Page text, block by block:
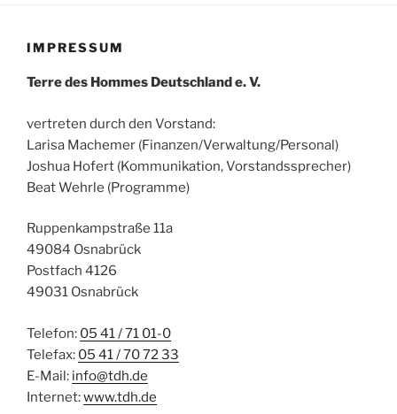
IMPRESSUM
Terre des Hommes Deutschland e. V.
vertreten durch den Vorstand:
Larisa Machemer (Finanzen/Verwaltung/Personal)
Joshua Hofert (Kommunikation, Vorstandssprecher)
Beat Wehrle (Programme)
Ruppenkampstraße 11a
49084 Osnabrück
Postfach 4126
49031 Osnabrück
Telefon: 05 41 / 71 01-0
Telefax: 05 41 / 70 72 33
E-Mail: info@tdh.de
Internet:www.tdh.de